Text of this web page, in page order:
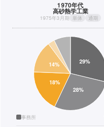
1970年代
高砂熱学工業
1975年3月期 単体 通期
事務所